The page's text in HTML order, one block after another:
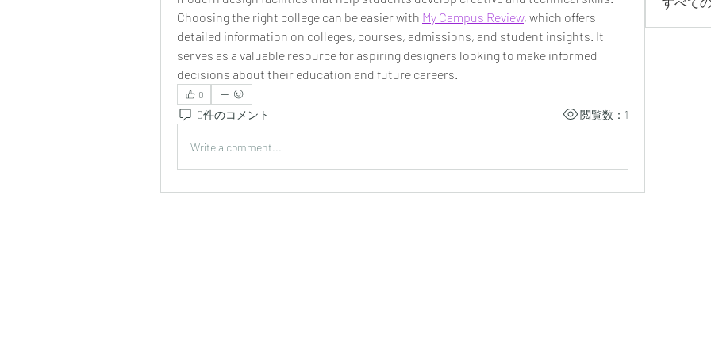
Choosing the right college can be easier with My Campus Review, which offers
detailed information on colleges, courses, admissions, and student insights. It
serves as a valuable resource for aspiring designers looking to make informed
decisions about their education and future careers.
0
0件のコメント 閲覧数：1
Write a comment...